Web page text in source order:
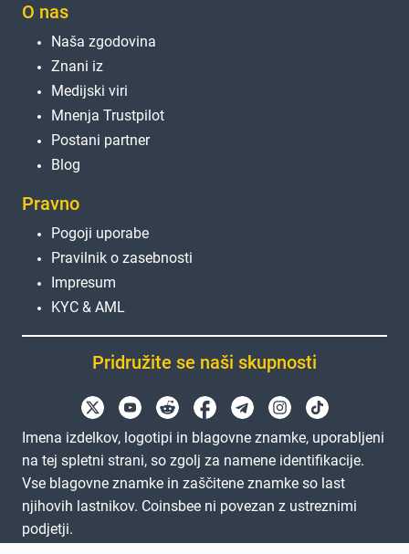
O nas
Naša zgodovina
Znani iz
Medijski viri
Mnenja Trustpilot
Postani partner
Blog
Pravno
Pogoji uporabe
Pravilnik o zasebnosti
Impresum
KYC & AML
Pridružite se naši skupnosti
Imena izdelkov, logotipi in blagovne znamke, uporabljeni
na tej spletni strani, so zgolj za namene identifikacije.
Vse blagovne znamke in zaščitene znamke so last
njihovih lastnikov. Coinsbee ni povezan z ustreznimi
podjetji.